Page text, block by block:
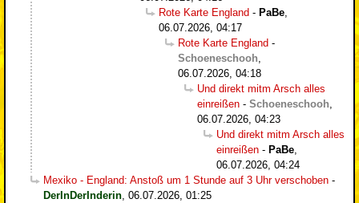
Rote Karte England - PaBe
06.07.2026, 04:17
Rote Karte England -
Schoeneschooh
06.07.2026, 04:18
Und direkt mitm Arsch alles
einreißen - Schoeneschooh
06.07.2026, 04:23
Und direkt mitm Arsch alles
einreißen - PaBe
06.07.2026, 04:24
Mexiko - England: Anstoß um 1 Stunde auf 3 Uhr verschoben -
DerInDerInderin 06.07.2026, 01:25